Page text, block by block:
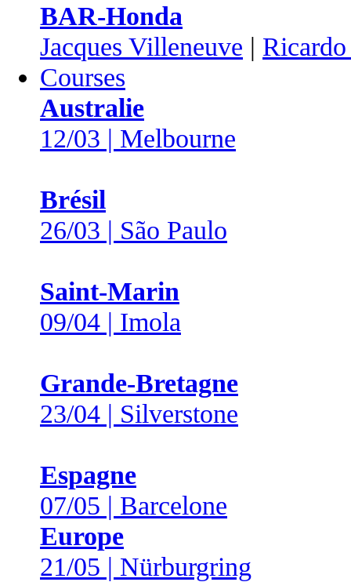
BAR-Honda
Jacques Villeneuve |
Courses
Australie
12/03 | Melbourne
Brésil
26/03 | São Paulo
Saint-Marin
09/04 | Imola
Grande-Bretagne
23/04 | Silverstone
Espagne
07/05 | Barcelone
Europe
21/05 | Nürburgring